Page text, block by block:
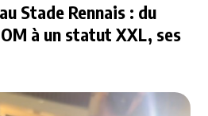
Stade Rennais : du
à un statut XXL, ses